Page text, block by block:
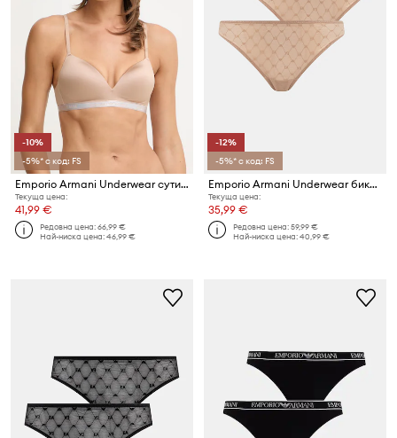
-10%
-5%* с код: FS
Emporio Armani Underwear сутиен
Текуща цена:
41,99 €
Редовна цена:66,99 €
Най-ниска цена:46,99 €
-12%
-5%* с код: FS
Emporio Armani Underwear бикини 2 броя
Текуща цена:
35,99 €
Редовна цена:59,99 €
Най-ниска цена:40,99 €